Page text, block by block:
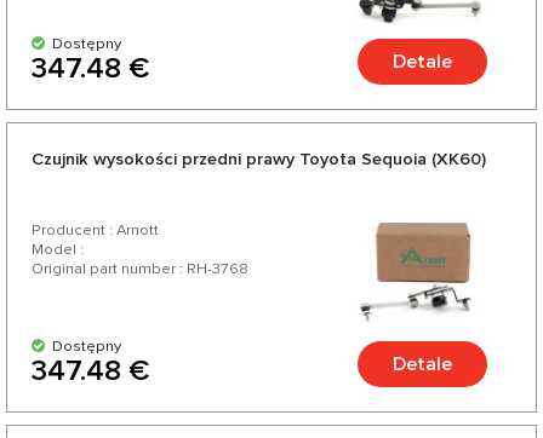
Dostępny
347.48 € Detale
Czujnik wysokości przedni prawy Toyota Sequoia (XK60)
Producent : Arnott
Model :
Original part number : RH-3768
Dostępny
347.48 € Detale